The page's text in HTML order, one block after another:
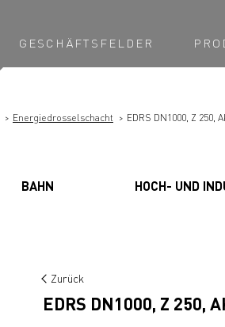
GESCHÄFTSFELDER
Energiedrosselschacht EDRS DN1000, Z 250,
BAHN HOCH- UND
Zurück
EDRS DN1000, Z 250,